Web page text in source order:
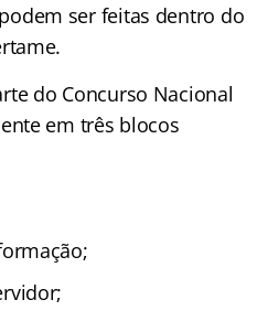
ser feitas dentro do
do Concurso Nacional
em três blocos